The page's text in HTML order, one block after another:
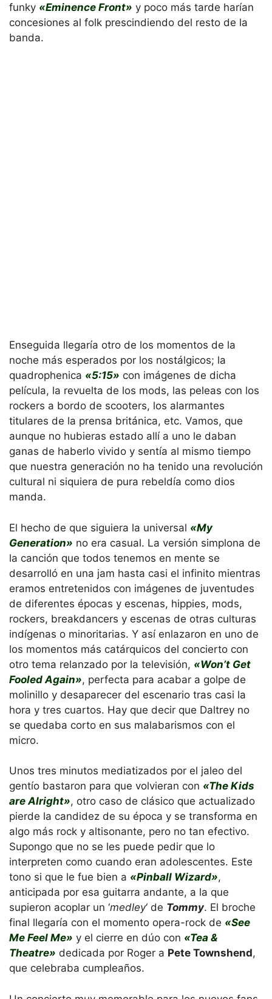
funky «Eminence Front» y poco más tarde harían
concesiones al folk prescindiendo del resto de la
banda.
Enseguida llegaría otro de los momentos de la
noche más esperados por los nostálgicos; la
quadrophenica «5:15» con imágenes de dicha
película, la revuelta de los mods, las peleas con los
rockers a bordo de scooters, los alarmantes
titulares de la prensa británica, etc. Vamos, que
aunque no hubieras estado allí a uno le daban
ganas de haberlo vivido y sentía al mismo tiempo
que nuestra generación no ha tenido una revolución
cultural ni siquiera de pura rebeldía como dios
manda.
El hecho de que siguiera la universal «My
Generation» no era casual. La versión simplona de
la canción que todos tenemos en mente se
desarrolló en una jam hasta casi el infinito mientras
eramos entretenidos con imágenes de juventudes
de diferentes épocas y escenas, hippies, mods,
rockers, breakdancers y escenas de otras culturas
indígenas o minoritarias. Y así enlazaron en uno de
los momentos más catárquicos del concierto con
otro tema relanzado por la televisión, «Won’t Get
Fooled Again», perfecta para acabar a golpe de
molinillo y desaparecer del escenario tras casi la
hora y tres cuartos. Hay que decir que Daltrey no
se quedaba corto en sus malabarismos con el
micro.
Unos tres minutos mediatizados por el jaleo del
gentío bastaron para que volvieran con «The Kids
are Alright», otro caso de clásico que actualizado
pierde la candidez de su época y se transforma en
algo más rock y altisonante, pero no tan efectivo.
Supongo que no se les puede pedir que lo
interpreten como cuando eran adolescentes. Este
tono si que le fue bien a «Pinball Wizard»,
anticipada por esa guitarra andante, a la que
supieron acoplar un ‘medley‘ de Tommy. El broche
final llegaría con el momento opera-rock de «See
Me Feel Me» y el cierre en dúo con «Tea &
Theatre» dedicada por Roger a Pete Townshend,
que celebraba cumpleaños.